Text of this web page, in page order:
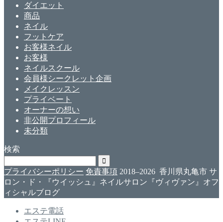
ダイエット
商品
ネイル
フットケア
お客様ネイル
お客様
ネイルスクール
会員様シークレット企画
メイクレッスン
プライベート
オーナーの想い
非公開プロフィール
未分類
検索
プライバシーポリシー 免責事項 2018–2026 香川県丸亀市 サ
ロン・ド・『ウイッシュ』ネイルサロン『ヴィヴァン』オフ
ィシャルブログ
エステ電話